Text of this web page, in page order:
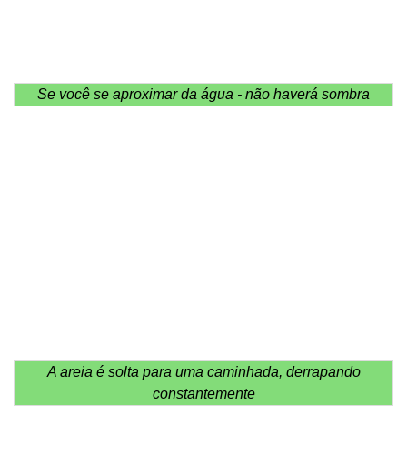
Se você se aproximar da água - não haverá sombra
A areia é solta para uma caminhada, derrapando
constantemente